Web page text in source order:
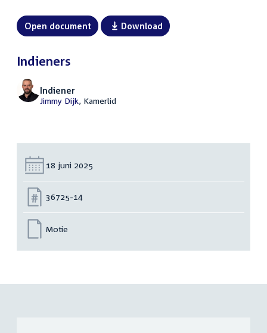
Open document Download
Indieners
Indiener
Jimmy Dijk, Kamerlid
Datum:
18 juni 2025
Nummer:
36725-14
Motie